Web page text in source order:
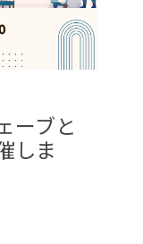
ーブと
しま